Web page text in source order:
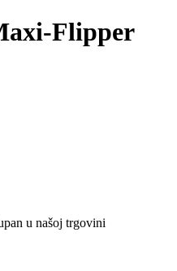
Flipper
u našoj trgovini